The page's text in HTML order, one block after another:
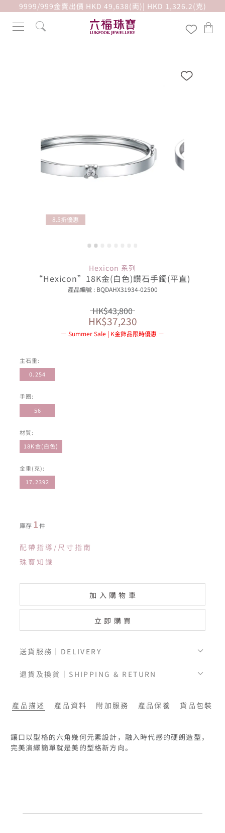
9999/999金賣出價 HKD 49,638(両)| HKD 1,326.2(克)
8.5折優惠
Hexicon 系列
“Hexicon”18K金(白色)鑽石手鐲(平直)
產品編號 : BQDAHX31934-02500
HK$43,800
HK$37,230
Summer Sale | K金飾品限時優惠
主石重:
0.254
手圈:
56
材質:
18K金(白色)
金重(克):
17.2392
庫存 1件
配帶指導/尺寸指南
珠寶知識
加入購物車
立即購買
送貨服務｜DELIVERY
退貨及換貨｜SHIPPING & RETURN
產品描述 產品資料 附加服務 產品保養 貨品包裝
鑲口以型格的六角幾何元素設計，融入時代感的硬朗造型，
完美演繹簡單就是美的型格新方向。